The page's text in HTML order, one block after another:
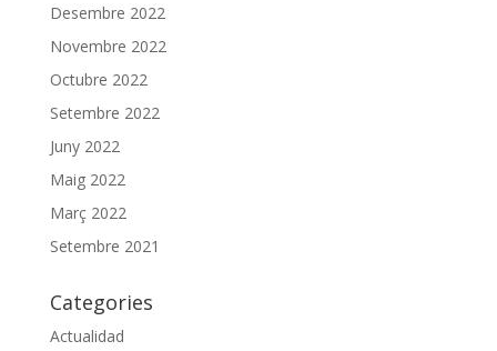
Desembre 2022
Novembre 2022
Octubre 2022
Setembre 2022
Juny 2022
Maig 2022
Març 2022
Setembre 2021
Categories
Actualidad